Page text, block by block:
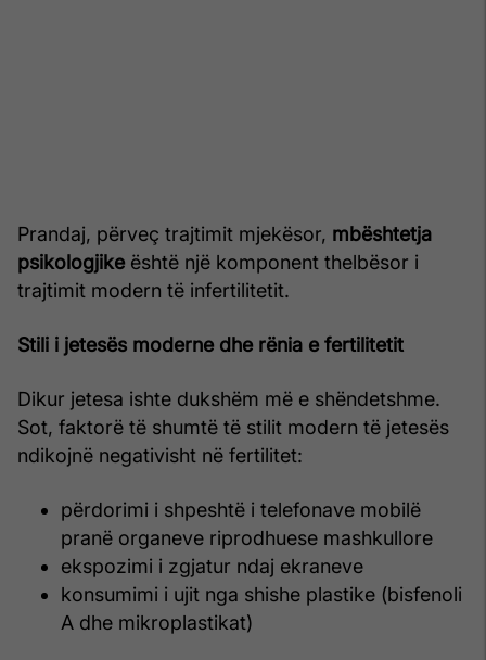
Prandaj, përveç trajtimit mjekësor, mbështetja
psikologjike është një komponent thelbësor i
trajtimit modern të infertilitetit.
Stili i jetesës moderne dhe rënia e fertilitetit
Dikur jetesa ishte dukshëm më e shëndetshme.
Sot, faktorë të shumtë të stilit modern të jetesës
ndikojnë negativisht në fertilitet:
përdorimi i shpeshtë i telefonave mobilë
pranë organeve riprodhuese mashkullore
ekspozimi i zgjatur ndaj ekraneve
konsumimi i ujit nga shishe plastike (bisfenoli
A dhe mikroplastikat)